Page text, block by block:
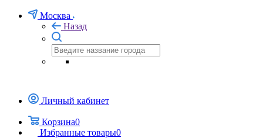
Москва
Назад
Личный кабинет
Корзина0
Избранные товары0